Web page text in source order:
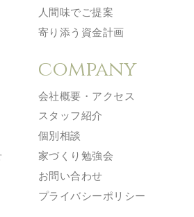
人間味でご提案
寄り添う資金計画
company
会社概要・アクセス
スタッフ紹介
個別相談
家づくり勉強会
お問い合わせ
プライバシーポリシー